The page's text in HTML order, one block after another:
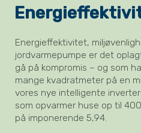
Energieffektivitet,
jordvarmepumpe er det
gå på kompromis – og som
mange kvadratmeter på en
vores nye intelligente
som opvarmer huse op til
på imponerende 5,94.